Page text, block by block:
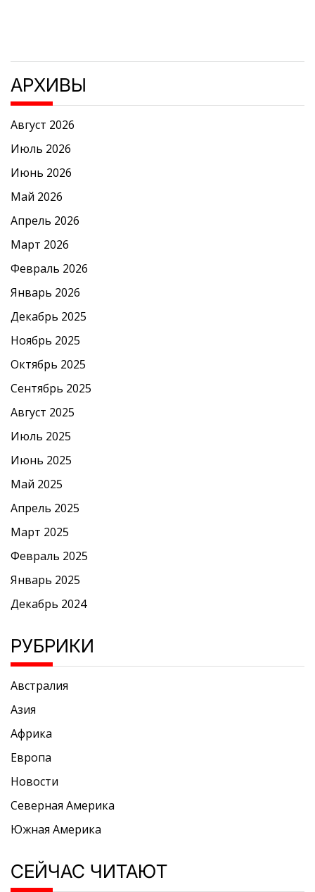
АРХИВЫ
Август 2026
Июль 2026
Июнь 2026
Май 2026
Апрель 2026
Март 2026
Февраль 2026
Январь 2026
Декабрь 2025
Ноябрь 2025
Октябрь 2025
Сентябрь 2025
Август 2025
Июль 2025
Июнь 2025
Май 2025
Апрель 2025
Март 2025
Февраль 2025
Январь 2025
Декабрь 2024
РУБРИКИ
Австралия
Азия
Африка
Европа
Новости
Северная Америка
Южная Америка
СЕЙЧАС ЧИТАЮТ